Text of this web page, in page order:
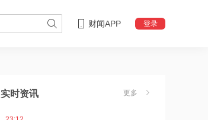
财闻APP 登录
实时资讯 更多
股东回报方案，HBM4出货引爆AI红利
23:12